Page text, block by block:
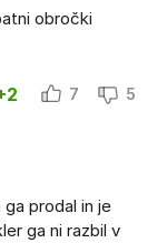
obročki
7 5
prodal in je
ga ni razbil v